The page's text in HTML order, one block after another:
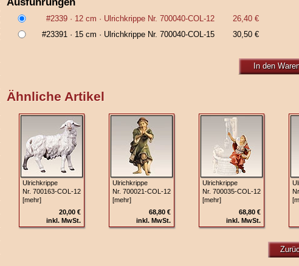
#2339· 12 cm · Ulrichkrippe Nr. 700040‑COL‑12
26,40 €
#23391· 15 cm · Ulrichkrippe Nr. 700040‑COL‑15 30,50 €
In den
Ähnliche Artikel
Ulrichkrippe
Nr. 700163‑COL‑12
[mehr]
20,00 €
inkl. MwSt.
Ulrichkrippe
Nr. 700021‑COL-12
[mehr]
68,80 €
inkl. MwSt.
Ulrichkrippe
Nr. 700035‑COL‑12
[mehr]
68,80 €
inkl. MwSt.